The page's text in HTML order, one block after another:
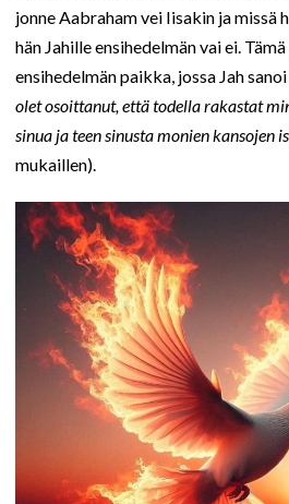
jonne Aabraham vei Iisakin ja
hän Jahille ensihedelmän vai ei.
ensihedelmän paikka, jossa Jah
olet osoittanut, että todella rakastat
sinua ja teen sinusta monien kansojen
mukaillen).